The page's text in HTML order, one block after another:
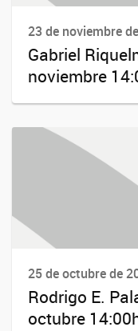
23 de noviembre
Gabriel
noviembre
25 de octubre de
Rodrigo E.
octubre